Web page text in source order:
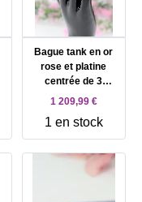
Bague tank en or
rose et platine
centrée de 3
diamants dont le
0,20ct Or 750
Millième (18 CT)
7,07g
1 209,99 €
1 en stock